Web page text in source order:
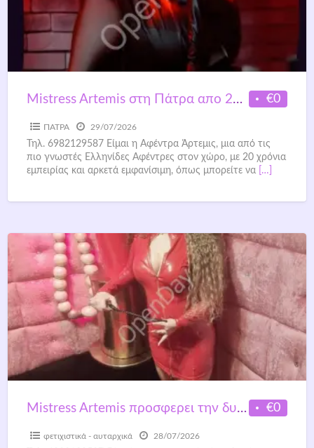
€0
Mistress Artemis στη Πάτρα απο 27 – 30 Ιούλιου (σε δικό μου χώρο)
ΠΑΤΡΑ 29/07/2026
Τηλ. 6982129587 Είμαι η Αφέντρα Άρτεμις, μια από τις
πιο γνωστές Ελληνίδες Αφέντρες στον χώρο, με 20 χρόνια
εμπειρίας και αρκετά εμφανίσιμη, όπως μπορείτε να
[…]
€0
Mistress Artemis προσφερει την δυνατότητα τηλεφωνικού η online session
φετιχιστικά - αυταρχικά 28/07/2026